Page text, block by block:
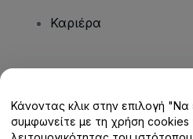
Καριέρα
Κέντρο βοήθειας /
Κάνοντας κλικ στην επιλογή "Να
συμφωνείτε με τη χρήση cookies